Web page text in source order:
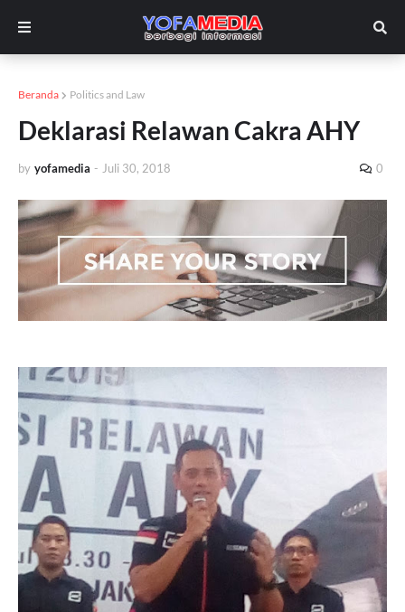
Beranda Politics and Law
Deklarasi Relawan Cakra AHY
by yofamedia - Juli 30, 2018 0